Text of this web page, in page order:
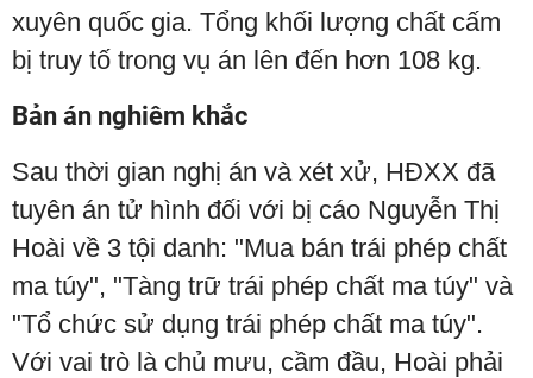
xuyên quốc gia. Tổng khối lượng chất cấm
bị truy tố trong vụ án lên đến hơn 108 kg.
Bản án nghiêm khắc
Sau thời gian nghị án và xét xử, HĐXX đã
tuyên án tử hình đối với bị cáo Nguyễn Thị
Hoài về 3 tội danh: "Mua bán trái phép chất
ma túy", "Tàng trữ trái phép chất ma túy" và
"Tổ chức sử dụng trái phép chất ma túy".
Với vai trò là chủ mưu, cầm đầu, Hoài phải